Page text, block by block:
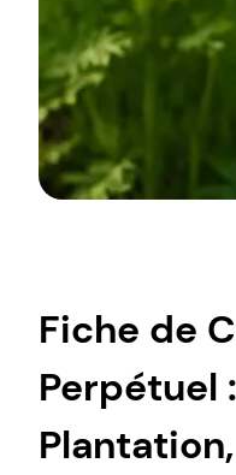
Fiche de
Perpétuel